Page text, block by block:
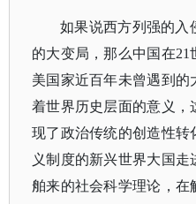
如果说西方列强的入
的大变局，那么中国在21
美国家近百年未曾遇到
着世界历史层面的意义，
现了政治传统的创造性转
义制度的新兴世界大国
舶来的社会科学理论，在